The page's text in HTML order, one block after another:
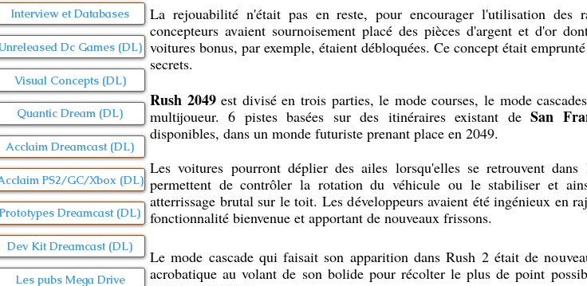
La rejouabilité n'était pas en reste, pour encourager l'utilisation des
concepteurs avaient sournoisement placé des pièces d'argent et d'or
voitures bonus, par exemple, étaient débloquées. Ce concept était
secrets.
Rush 2049est divisé en trois parties, le mode courses, le mode
multijoueur. 6 pistes basées sur des itinéraires existant deSan
disponibles, dans un monde futuriste prenant place en 2049.
Les voitures pourront déplier des ailes lorsqu'elles se retrouvent
permettent de contrôler la rotation du véhicule ou le stabiliser et
atterrissage brutal sur le toit. Les développeurs avaient été ingénieux en
fonctionnalité bienvenue et apportant de nouveaux frissons.
Le mode cascade qui faisait son apparition dans Rush 2 était de
acrobatique au volant de son bolide pour récolter le plus de point
Interview et Databases
Dc Games (DL)
Visual Concepts (DL)
Quantic Dream (DL)
Acclaim Dreamcast (DL)
PS2/GC/Xbox (DL)
Prototypes Dreamcast (DL)
Dev Kit Dreamcast (DL)
Les pubs Mega Drive